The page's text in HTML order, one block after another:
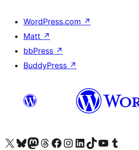
WordPress.com ↗
Matt ↗
bbPress ↗
BuddyPress ↗
Besøk vår konto på X Visit our Bluesky account
Besøk vår Mastodon-konto
Visit our Threads account
Besøk vår Facebook-sideBesøk vår Instagram-konto
Besøk vår LinkedIn-konto
Visit our TikTok account
Visit our YouTube channel
Visit our Tumblr